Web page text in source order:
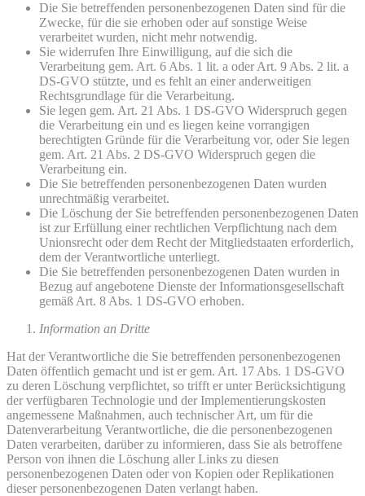
Die Sie betreffenden personenbezogenen Daten sind für die
Zwecke, für die sie erhoben oder auf sonstige Weise
verarbeitet wurden, nicht mehr notwendig.
Sie widerrufen Ihre Einwilligung, auf die sich die
Verarbeitung gem. Art. 6 Abs. 1 lit. a oder Art. 9 Abs. 2 lit. a
DS-GVO stützte, und es fehlt an einer anderweitigen
Rechtsgrundlage für die Verarbeitung.
Sie legen gem. Art. 21 Abs. 1 DS-GVO Widerspruch gegen
die Verarbeitung ein und es liegen keine vorrangigen
berechtigten Gründe für die Verarbeitung vor, oder Sie legen
gem. Art. 21 Abs. 2 DS-GVO Widerspruch gegen die
Verarbeitung ein.
Die Sie betreffenden personenbezogenen Daten wurden
unrechtmäßig verarbeitet.
Die Löschung der Sie betreffenden personenbezogenen Daten
ist zur Erfüllung einer rechtlichen Verpflichtung nach dem
Unionsrecht oder dem Recht der Mitgliedstaaten erforderlich,
dem der Verantwortliche unterliegt.
Die Sie betreffenden personenbezogenen Daten wurden in
Bezug auf angebotene Dienste der Informationsgesellschaft
gemäß Art. 8 Abs. 1 DS-GVO erhoben.
Information an Dritte
Hat der Verantwortliche die Sie betreffenden personenbezogenen
Daten öffentlich gemacht und ist er gem. Art. 17 Abs. 1 DS-GVO
zu deren Löschung verpflichtet, so trifft er unter Berücksichtigung
der verfügbaren Technologie und der Implementierungskosten
angemessene Maßnahmen, auch technischer Art, um für die
Datenverarbeitung Verantwortliche, die die personenbezogenen
Daten verarbeiten, darüber zu informieren, dass Sie als betroffene
Person von ihnen die Löschung aller Links zu diesen
personenbezogenen Daten oder von Kopien oder Replikationen
dieser personenbezogenen Daten verlangt haben.